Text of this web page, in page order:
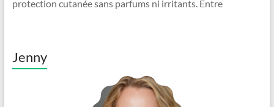
protection cutanée sans parfums ni irritants. Entre
Jenny